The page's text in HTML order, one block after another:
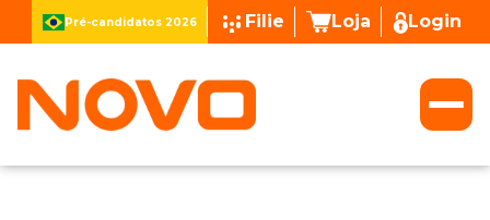
Pré-candidatos 2026 Filie Loja Login